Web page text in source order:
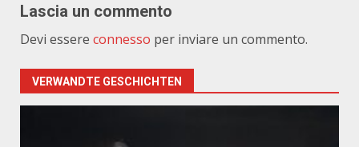
Lascia un commento
Devi essere connesso per inviare un commento.
VERWANDTE GESCHICHTEN